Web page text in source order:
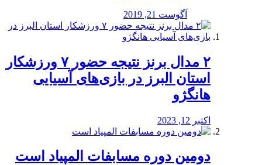
آگوست 21, 2019
۲ مدال برنز نتیجه حضور ۷ ورزشکار
استان البرز در بازی‌های آسیایی
هانگژو
اکتبر 12, 2023
دومین دوره مسابفات المپیاد است